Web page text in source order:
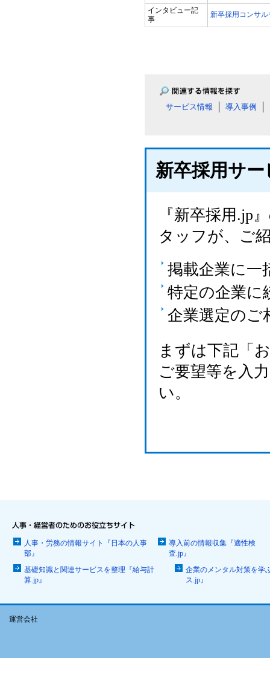
インタビュー記
事
新卒採用コンサル
サービス情報 導入事例
新卒採用サ
『新卒採用.jp
タッフが、ご
掲載企業に一
特定の企業に
企業選定のご
まずは下記「
ご要望等を入
い。
人事・労務の情報サイト『日本の人事
部』
導入前の情報収集『適性検
査.jp』
基礎知識と関連サービスを整理『給与計
算.jp』
企業のメンタル対策を学
ス.jp』
運営会社